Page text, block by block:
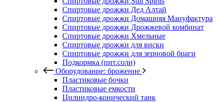
Спиртовые дрожжи Дед Алтай
Спиртовые дрожжи Домашняя Мануфактура
Спиртовые дрожжи Дрожжевой комбинат
Спиртовые дрожжи Хмельные
Спиртовые дрожжи для виски
Спиртовые дрожжи для зерновой браги
Подкормка (пит.соли)
Оборудование: брожение
Пластиковые бочки
Пластиковые емкости
Цилиндро-конический танк